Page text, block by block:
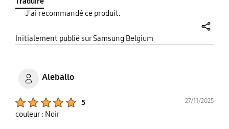
J'ai recommandé ce produit.
Initialement publié sur Samsung Belgium
Aleballo
5 27/11/2025
couleur : Noir